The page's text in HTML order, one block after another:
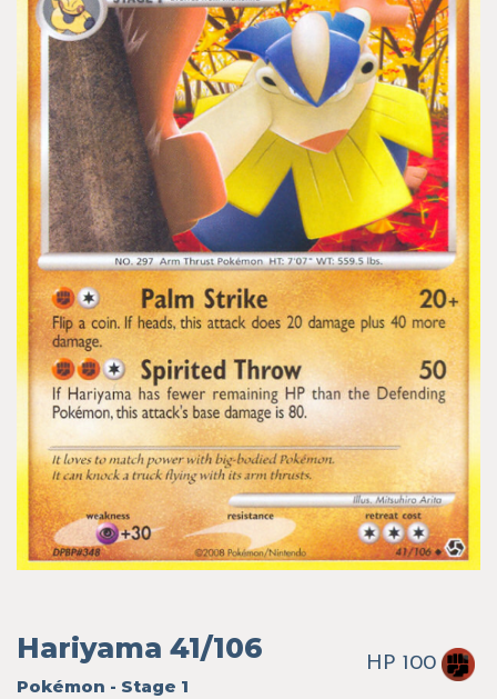
Hariyama 41/106
Pokémon - Stage 1
HP 100